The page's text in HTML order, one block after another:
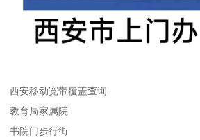
西安移动宽带覆盖查询
教育局家属院
书院门步行街